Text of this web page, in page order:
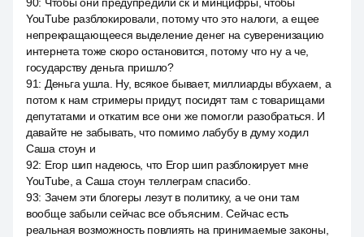
YouTube разблокировали, потому что это налоги, а ещее
непрекращающееся выделение денег на суверенизацию
интернета тоже скоро остановится, потому что ну а че,
государству деньга пришло?
91: Деньга ушла. Ну, всякое бывает, миллиарды вбухаем, а
потом к нам стримеры придут, посидят там с товарищами
депутатами и откатим все они же помогли разобраться. И
давайте не забывать, что помимо лабубу в думу ходил
Саша стоун и
92: Егор шип надеюсь, что Егор шип разблокирует мне
YouTube, а Саша стоун теллеграм спасибо.
93: Зачем эти блогеры лезут в политику, а че они там
вообще забыли сейчас все объясним. Сейчас есть
реальная возможность повлиять на принимаемые законы,